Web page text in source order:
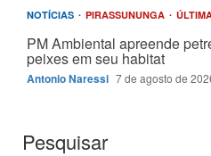
NOTÍCIAS PIRASSUNUNGA
PM Ambiental apreende
peixes em seu habitat
Antonio Naressi 7 de agosto de
Pesquisar